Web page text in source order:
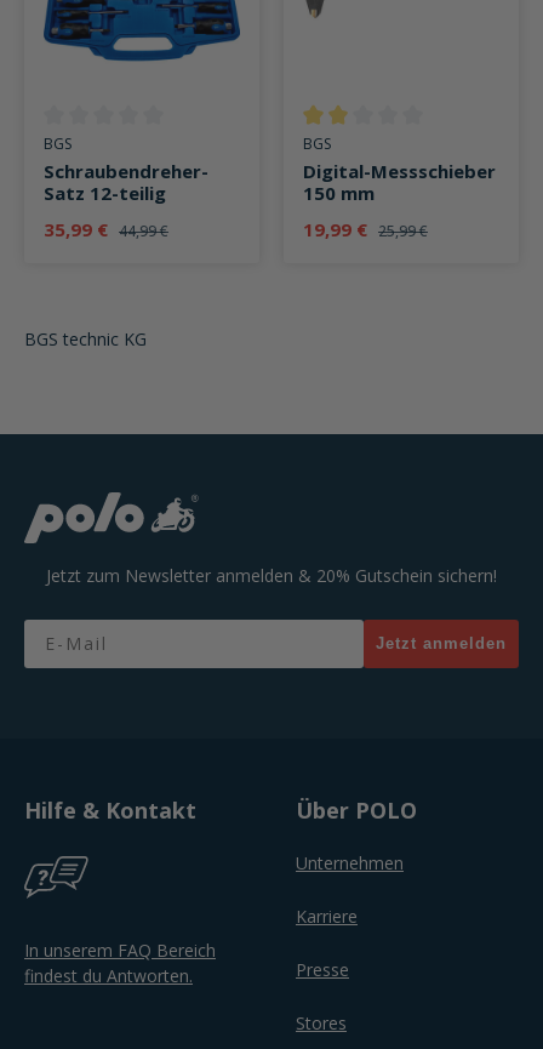
Durchschnittliche Bewertung von 0 von 5 Sternen
BGS
Schraubendreher-
Satz 12-teilig
35,99 € 44,99 €
Durchschnittliche Bewertung
BGS
Digital-Messschieber
150 mm
19,99 € 25,99 €
BGS technic KG
Jetzt zum Newsletter anmelden & 20% Gutschein sichern!
Email
Jetzt anmelden
Hilfe & Kontakt
In unserem FAQ Bereich
findest du Antworten.
Über POLO
Unternehmen
Karriere
Presse
Stores